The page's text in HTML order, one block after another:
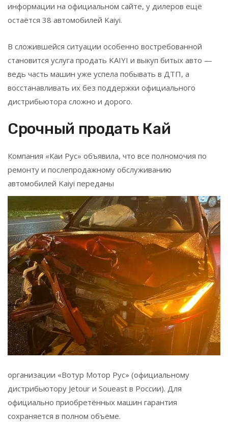
информации на официальном сайте, у дилеров ещё
остаётся 38 автомобилей Kaiyi.
В сложившейся ситуации особенно востребованной
становится услуга продать KAIYI и выкуп битых авто —
ведь часть машин уже успела побывать в ДТП, а
восстанавливать их без поддержки официального
дистрибьютора сложно и дорого.
Срочный продать Кай
Компания «Каи Рус» объявила, что все полномочия по
ремонту и послепродажному обслуживанию
автомобилей Kaiyi переданы
организации «Вотур Мотор Рус» (официальному
дистрибьютору Jetour и Soueast в России). Для
официально приобретённых машин гарантия
сохраняется в полном объёме.